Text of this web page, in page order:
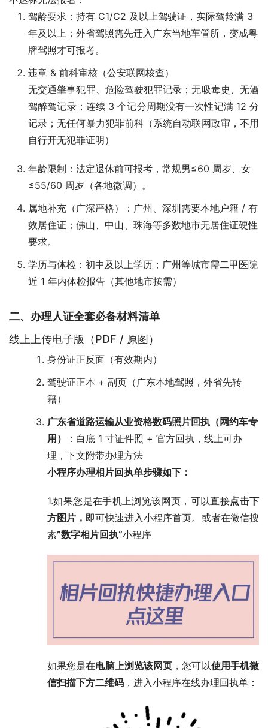
驾龄要求：持有 C1/C2 及以上驾驶证，实际驾龄满 3
年及以上；外省驾照需先迁入广东当地车管所，变成粤
牌驾照才可报考。
违章 & 前科审核（公安联网核查）
无交通肇事犯罪、危险驾驶犯罪记录；无吸毒史、无酒
驾醉驾记录；连续 3 个记分周期没有一次性记满 12 分
记录；无任何暴力犯罪前科（系统自动联网政审，不用
自行开无犯罪证明）
年龄限制：法定退休前可报考，常规男≤60 周岁、女
≤55/60 周岁（各地微调）。
属地补充（广深严格）：广州、深圳需要本地户籍 / 有
效居住证；佛山、中山、珠海等多数地市无居住证硬性
要求。
学历与体检：初中及以上学历；广州等城市需二甲医院
近 1 年内体检报告（其他地市按需）
二、办理人证全套必备材料清单
线上上传电子版（PDF / 原图）
身份证正反面（有效期内）
驾驶证正本 + 副页（广东本地驾照，外省先转
籍）
广东省道路运输从业资格数码照片回执（网约车专
用）
：白底 1 寸证件照 + 官方回执，线上可办
理，下文附带办理方法
小程序办理相片回执单步骤如下：
1.如果您是在手机上浏览该网页，可以直接点击下
方图片， 即可快速进入小程序首页。或者在微信搜
索”数字相片回执“小程序
如果您是在电脑上浏览该网页 ，您可以使用手机微
信扫描下方二维码 ，进入小程序在线办理回执单：